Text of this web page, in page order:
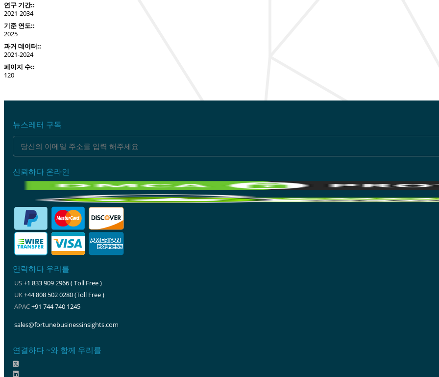
연구 기간::
2021-2034
기준 연도::
2025
과거 데이터::
2021-2024
페이지 수::
120
뉴스레터 구독
신뢰하다 온라인
연락하다 우리를
US+1 833 909 2966 ( Toll Free )
UK+44 808 502 0280 (Toll Free )
APAC+91 744 740 1245
sales@fortunebusinessinsights.com
연결하다 ~와 함께 우리를